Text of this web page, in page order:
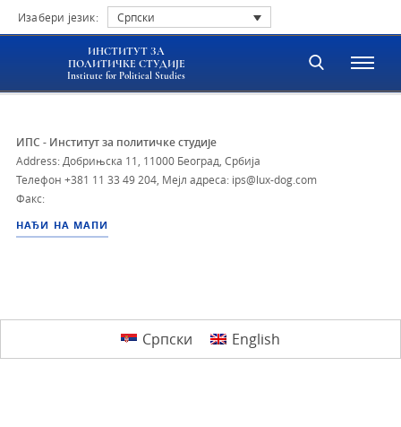
Изабери језик: Српски
ИНСТИТУТ ЗА
ПОЛИТИЧКЕ СТУДИЈЕ
Institute for Political Studies
ИПС - Институт за политичке студије
Address: Добрињска 11, 11000 Београд, Србија
Телефон +381 11 33 49 204 Мејл адреса: ips@lux-dog.com
Факс:
НАЂИ НА МАПИ
Српски English